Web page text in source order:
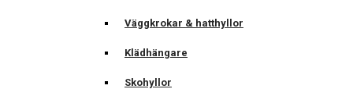
Väggkrokar & hatthyllor
Klädhängare
Skohyllor